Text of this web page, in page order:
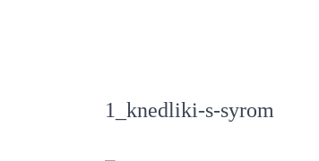
1_knedliki-s-syrom